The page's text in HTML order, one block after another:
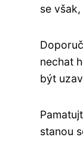
se
nechat
být
stanou